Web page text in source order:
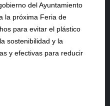
del Ayuntamiento
la próxima Feria de
para evitar el plástico
sostenibilidad y la
y efectivas para reducir